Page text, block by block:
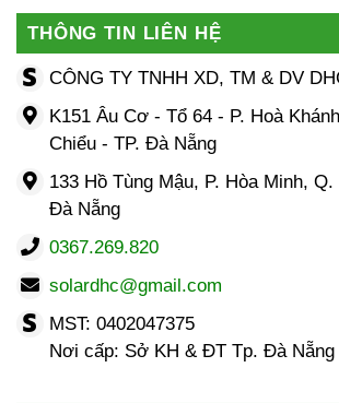
THÔNG TIN LIÊN HỆ
CÔNG TY TNHH XD, TM & DV
K151 Âu Cơ - Tổ 64 - P. Hoà
Chiểu - TP. Đà Nẵng
133 Hồ Tùng Mậu, P. Hòa Minh, Q.
Đà Nẵng
0367.269.820
solardhc@gmail.com
MST: 0402047375
Nơi cấp: Sở KH & ĐT Tp. Đà Nẵng